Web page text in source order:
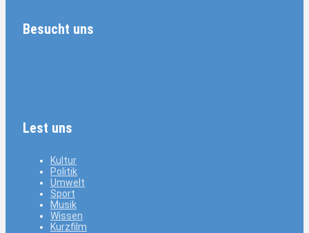
Besucht uns
Lest uns
Kultur
Politik
Umwelt
Sport
Musik
Wissen
Kurzfilm